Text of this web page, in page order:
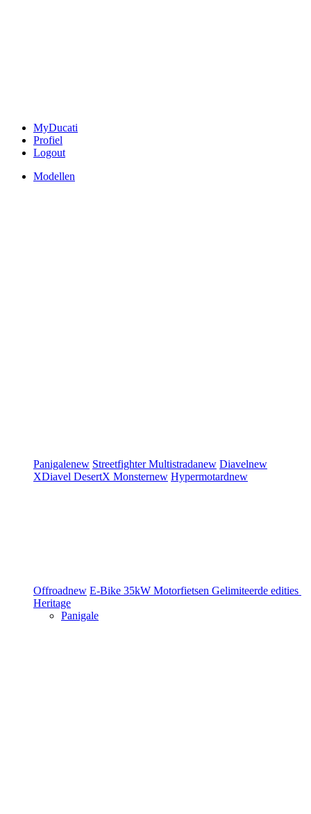
MyDucati
Profiel
Logout
Modellen
Panigalenew StreetfighterMultistradanew Diavelnew
XDiavel DesertX Monsternew Hypermotardnew
Offroadnew E-Bike 35kW Motorfietsen Gelimiteerde edities
Heritage
Panigale